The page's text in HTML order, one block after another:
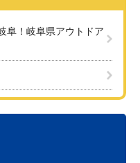
阜！岐阜県アウトドア